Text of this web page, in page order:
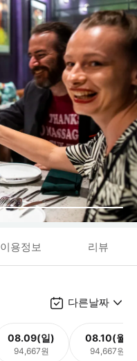
이용정보 리뷰
다른날짜
08.09(일)
94,667원
08.10(월)
94,667원